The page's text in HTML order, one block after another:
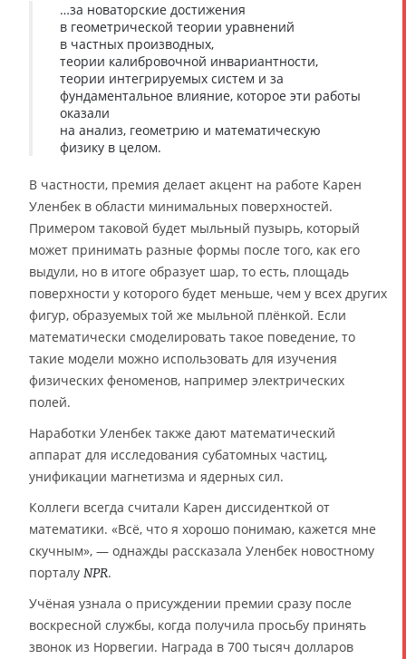
…за новаторские достижения
в геометрической теории уравнений
в частных производных,
теории калибровочной инвариантности,
теории интегрируемых систем и за
фундаментальное влияние, которое эти работы
оказали
на анализ, геометрию и математическую
физику в целом.
В частности, премия делает акцент на работе Карен
Уленбек в области минимальных поверхностей.
Примером таковой будет мыльный пузырь, который
может принимать разные формы после того, как его
выдули, но в итоге образует шар, то есть, площадь
поверхности у которого будет меньше, чем у всех других
фигур, образуемых той же мыльной плёнкой. Если
математически смоделировать такое поведение, то
такие модели можно использовать для изучения
физических феноменов, например электрических
полей.
Наработки Уленбек также дают математический
аппарат для исследования субатомных частиц,
унификации магнетизма и ядерных сил.
Коллеги всегда считали Карен диссиденткой от
математики. «Всё, что я хорошо понимаю, кажется мне
скучным», — однажды рассказала Уленбек новостному
порталу NPR.
Учёная узнала о присуждении премии сразу после
воскресной службы, когда получила просьбу принять
звонок из Норвегии. Награда в 700 тысяч долларов